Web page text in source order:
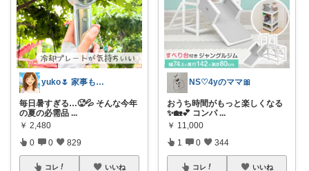
yuko🌷 家事も育児もちょっとラクに
毎日暑すぎる…🥵💦 そんな今年
の夏の必需品 ...
￥ 2,480
0 0 829
コレ いいね
NS♡4yのママ🎀
おうち時間がもっと楽しくなる
✨🏡💕 コンパ ...
￥ 11,000
1 0 344
コレ いいね